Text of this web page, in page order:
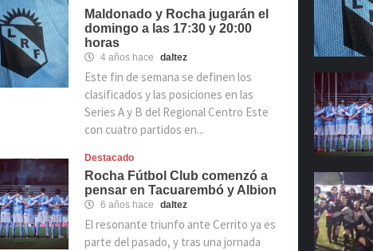
Maldonado y Rocha jugarán el
domingo a las 17:30 y 20:00
horas
4 años hace daltez
Este fin de semana se definen los
clasificados y las posiciones en las
Series A y B del Regional Centro Este
con cuatro partidos en...
Destacado
Rocha Fútbol Club comenzó a
pensar en Tacuarembó y Albion
6 años hace daltez
El resonante triunfo ante Cerrito ya es
parte del pasado, y tras una jornada